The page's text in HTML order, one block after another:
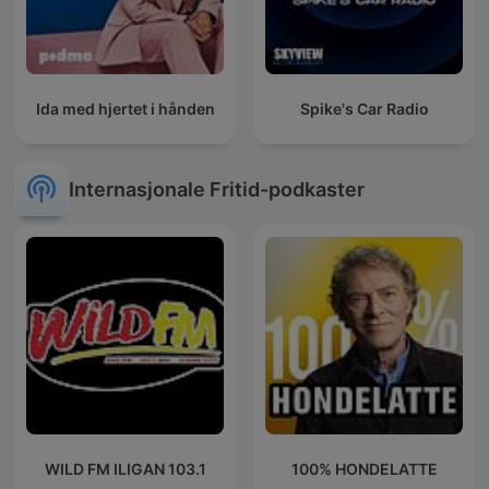
Ida med hjertet i hånden Spike's Car Radio
Internasjonale Fritid-podkaster
WILD FM ILIGAN 103.1 100% HONDELATTE